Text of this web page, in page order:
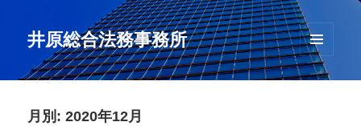
井原総合法務事務所
メニュ
ーとウ
月別: 2020年12月